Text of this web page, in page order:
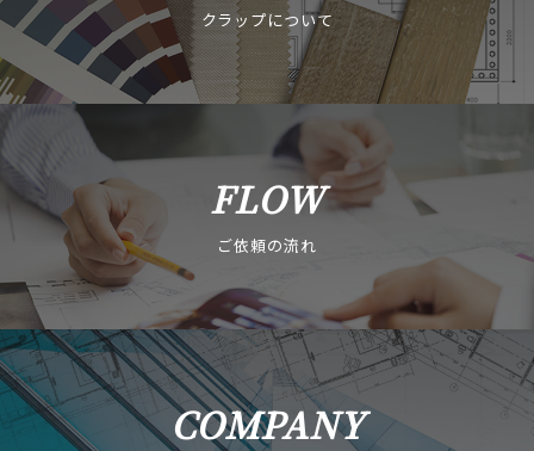
クラップについて
FLOW
ご依頼の流れ
COMPANY